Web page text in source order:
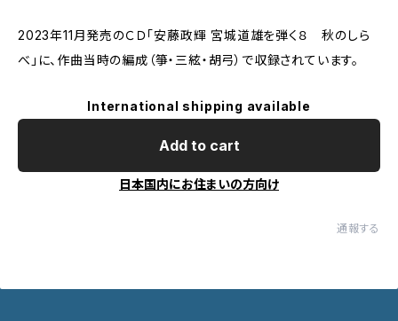
2023年11月発売のＣＤ「安藤政輝 宮城道雄を弾く８ 秋のしら
べ」に、作曲当時の編成（箏・三絃・胡弓）で収録されています。
International shipping available
Add to cart
日本国内にお住まいの方向け
通報する